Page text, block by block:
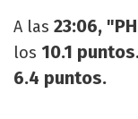
A las 23:06,
los 10.1
6.4 puntos.